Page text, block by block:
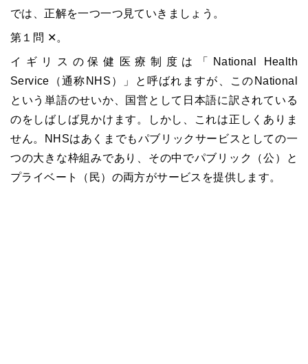
では、正解を一つ一つ見ていきましょう。
第１問 ✕。
イギリスの保健医療制度は「National Health
Service（通称NHS）」と呼ばれますが、このNational
という単語のせいか、国営として日本語に訳されている
のをしばしば見かけます。しかし、これは正しくありま
せん。NHSはあくまでもパブリックサービスとしての一
つの大きな枠組みであり、その中でパブリック（公）と
プライベート（民）の両方がサービスを提供します。